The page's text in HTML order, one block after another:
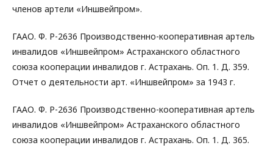
членов артели «Иншвейпром».
ГААО. Ф. Р-2636 Производственно-кооперативная артель
инвалидов «Иншвейпром» Астраханского областного
союза кооперации инвалидов г. Астрахань. Оп. 1. Д. 359.
Отчет о деятельности арт. «Иншвейпром» за 1943 г.
ГААО. Ф. Р-2636 Производственно-кооперативная артель
инвалидов «Иншвейпром» Астраханского областного
союза кооперации инвалидов г. Астрахань. Оп. 1. Д. 365.